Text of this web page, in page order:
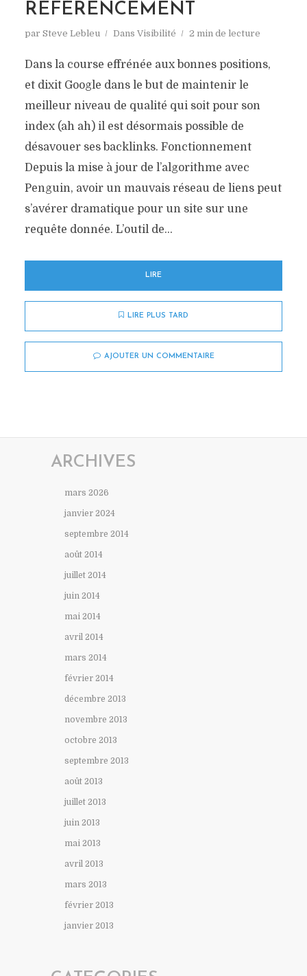
RÉFÉRENCEMENT
par Steve Lebleu Dans Visibilité 2 min de lecture
Dans la course effrénée aux bonnes positions,
et dixit Google dans le but de maintenir le
meilleur niveau de qualité qui soit pour son
index (ah ah) il est désormais possible de
désavouer ses backlinks. Fonctionnement
Depuis la mise à jour de l’algorithme avec
Penguin, avoir un mauvais réseau de liens peut
s’avérer dramatique pour un site sur une
requête donnée. L’outil de...
LIRE
LIRE PLUS TARD
AJOUTER UN COMMENTAIRE
ARCHIVES
mars 2026
janvier 2024
septembre 2014
août 2014
juillet 2014
juin 2014
mai 2014
avril 2014
mars 2014
février 2014
décembre 2013
novembre 2013
octobre 2013
septembre 2013
août 2013
juillet 2013
juin 2013
mai 2013
avril 2013
mars 2013
février 2013
janvier 2013